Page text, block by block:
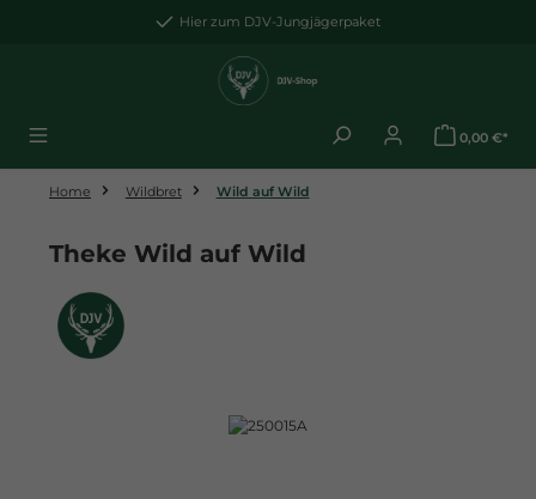
Zum Hauptinhalt springenHier zum DJV-Jungjägerpaket
0,00 €*
Home Wildbret Wild auf Wild
Theke Wild auf Wild
Bildergalerie überspringen